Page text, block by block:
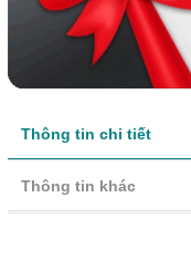
Thông tin chi tiết
Thông tin khác